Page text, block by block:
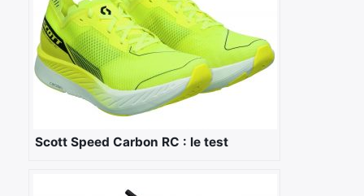
Scott Speed Carbon RC : le test